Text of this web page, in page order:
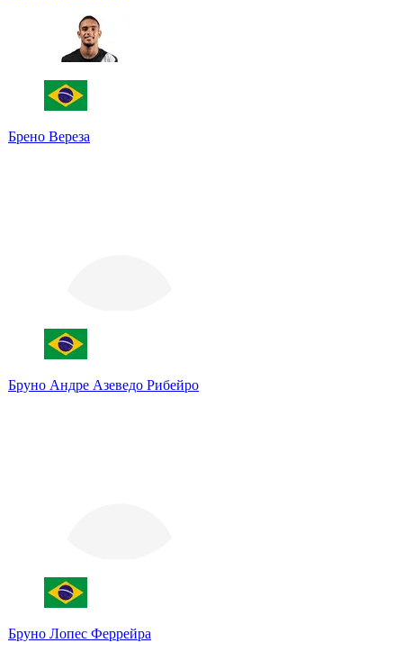
Брено Вереза
Бруно Андре Азеведо Рибейро
Бруно Лопес Феррейра